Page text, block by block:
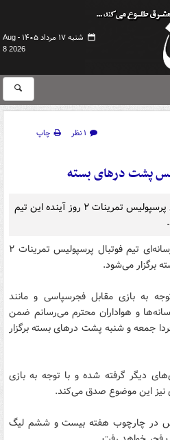
شنبه ۱۷ مرداد ۱۴۰۵ -
Aug
8 2026
۱ نظر
چاپ
پشت در‌های بسته
با اعلام مدیر رسانه‌ای تیم فوتبال پرسپولیس تمرینات ۲ روز آینده این تیم
به گزارش مشرق، با اعلام مدیر رسانه‌ای تیم فوتبال پرسپولیس تمرینات ۲
برگزار می‌شود.
به بازی مقابل فجرسپاسی و مانند
و هواداران محترم می‌رسانم ضمن
جمعه و شنبه پشت در‌های بسته برگزار
دیگر گرفته شده و با توجه به بازی
نیز این موضوع صدق می‌کند.
در چارچوب هفته بیست و ششم لیگ